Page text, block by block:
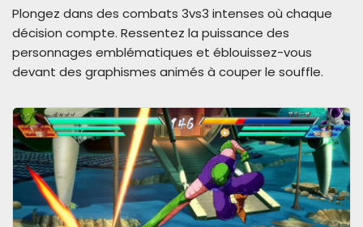
Plongez dans des combats 3vs3 intenses où chaque
décision compte. Ressentez la puissance des
personnages emblématiques et éblouissez-vous
devant des graphismes animés à couper le souffle.